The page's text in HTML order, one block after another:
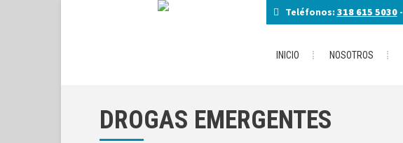
Teléfonos: 318 615 5030-
INICIO NOSOTROS
DROGAS EMERGENTES